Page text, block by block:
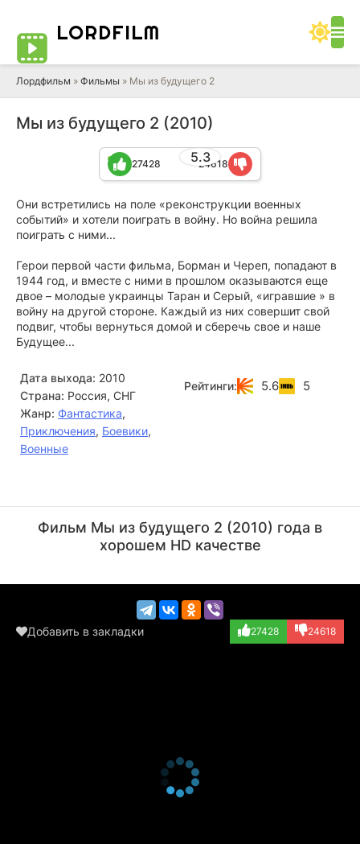
LORDFILM
Лордфильм » Фильмы » Мы из будущего 2
Мы из будущего 2 (2010)
5.3
27428 24618
Они встретились на поле «реконструкции военных
событий» и хотели поиграть в войну. Но война решила
поиграть с ними...
Герои первой части фильма, Борман и Череп, попадают в
1944 год, и вместе с ними в прошлом оказываются еще
двое – молодые украинцы Таран и Серый, «игравшие » в
войну на другой стороне. Каждый из них совершит свой
подвиг, чтобы вернуться домой и сберечь свое и наше
Будущее...
Дата выхода: 2010
Страна: Россия, СНГ
Жанр: Фантастика,
Приключения, Боевики,
Военные
Рейтинги: 5.6 5
(Мартынов)
(Михайло)
Фильм Мы из будущего 2 (2010) года в
хорошем HD качестве
Добавить в закладки 27428 24618